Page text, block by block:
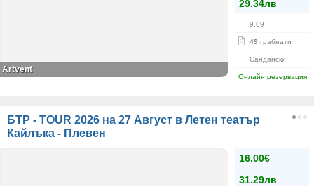
29.34лв
9.09
49 грабнати
Сандански
Онлайн резервация
Artvent
БТР - TOUR 2026 на 27 Август в Летен театър
Кайлъка - Плевен
16.00€
31.29лв